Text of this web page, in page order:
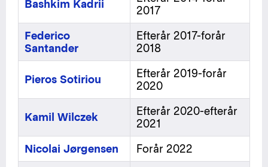
Bashkim Kadrii
2017
Federico
Santander
Efterår 2017-forår
2018
Pieros Sotiriou
Efterår 2019-forår
2020
Kamil Wilczek
Efterår 2020-efterår
2021
Nicolai Jørgensen
Forår 2022